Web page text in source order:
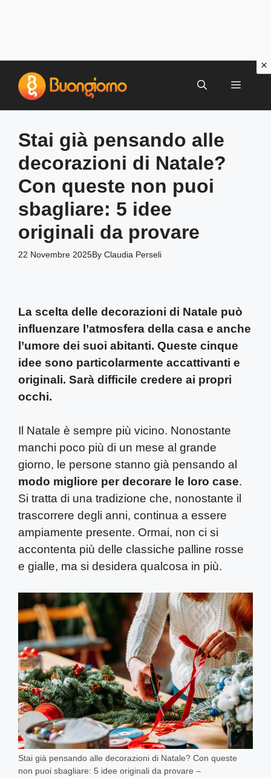
contenuto
MENU
Stai già pensando alle
decorazioni di Natale?
Con queste non puoi
sbagliare: 5 idee
originali da provare
22 Novembre 2025By Claudia Perseli
La scelta delle decorazioni di Natale può
influenzare l’atmosfera della casa e anche
l’umore dei suoi abitanti. Queste cinque
idee sono particolarmente accattivanti e
originali. Sarà difficile credere ai propri
occhi.
Il Natale è sempre più vicino. Nonostante
manchi poco più di un mese al grande
giorno, le persone stanno già pensando al
modo migliore per decorare le loro case.
Si tratta di una tradizione che, nonostante il
trascorrere degli anni, continua a essere
ampiamente presente. Ormai, non ci si
accontenta più delle classiche palline rosse
e gialle, ma si desidera qualcosa in più.
Stai già pensando alle decorazioni di Natale? Con queste
non puoi sbagliare: 5 idee originali da provare –